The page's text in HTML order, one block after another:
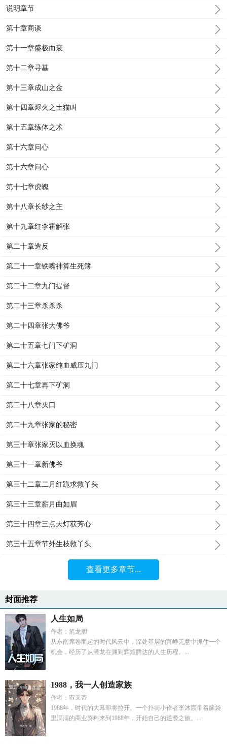
说明章节
第十章商谈
第十一章盛极而衰
第十二章寻墓
第十三章成山之金
第十四章烬火之土猫叫
第十五章练体之术
第十六章问心
第十六章问心
第十七章虎魄
第十八章长纱之主
第十九章红李霍解张
第二十章造反
第二十一章铁嘴神算生死簿
第二十二章九门提督
第二十三章杀杀杀
第二十四章张大佛爷
第二十五章七门下矿洞
第二十六章张家纯血威压九门
第二十七章再下矿洞
第二十八章灭口
第二十九章张家的秘密
第三十章张家灭以血换魂
第三十一章新佛爷
第三十二章二月红跪求救丫头
第三十三章薪月曲如眉
第三十四章三点天灯获芳心
第三十五章节外生枝救丫头
查看更多章节...
封面推荐
人生如局
作者：笔龙胆
从东南席卷而起的时代风云中，深处基层的萧峥无意中抓住一个
机会，经历了从潜龙在渊到辉煌腾达的人生历程。...
1988，我一人创造家族
作者：审天帝
1988年，时代的大幕即将拉开。一个扑街小作者李沐宸带着脑袋
里满满的商业资料来到1988年，开始自己的逆袭之旅。...